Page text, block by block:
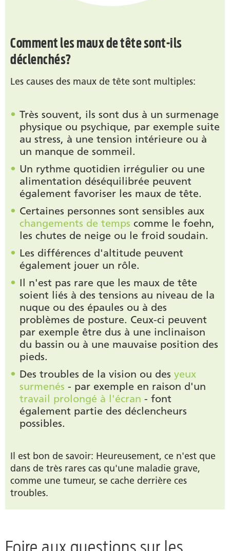
Comment les maux de tête sont-ils
déclenchés?
Les causes des maux de tête sont multiples:
Très souvent, ils sont dus à un surmenage
physique ou psychique, par exemple suite
au stress, à une tension intérieure ou à
un manque de sommeil.
Un rythme quotidien irrégulier ou une
alimentation déséquilibrée peuvent
également favoriser les maux de tête.
Certaines personnes sont sensibles aux
changements de temps comme le foehn,
les chutes de neige ou le froid soudain.
Les différences d'altitude peuvent
également jouer un rôle.
Il n'est pas rare que les maux de tête
soient liés à des tensions au niveau de la
nuque ou des épaules ou à des
problèmes de posture. Ceux-ci peuvent
par exemple être dus à une inclinaison
du bassin ou à une mauvaise position des
pieds.
Des troubles de la vision ou des yeux
surmenés - par exemple en raison d'un
travail prolongé à l'écran - font
également partie des déclencheurs
possibles.
Il est bon de savoir: Heureusement, ce n'est que
dans de très rares cas qu'une maladie grave,
comme une tumeur, se cache derrière ces
troubles.